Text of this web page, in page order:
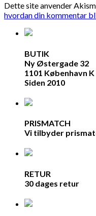
Dette site anvender
hvordan din kommentar
BUTIK
Ny Østergade 32
1101 København K
Siden 2010
PRISMATCH
Vi tilbyder
RETUR
30 dages retur